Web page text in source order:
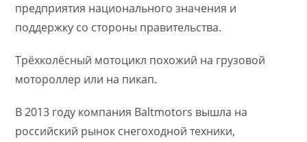
предприятия национального значения и
поддержку со стороны правительства.
Трёхколёсный мотоцикл похожий на грузовой
мотороллер или на пикап.
В 2013 году компания Baltmotors вышла на
российский рынок снегоходной техники,